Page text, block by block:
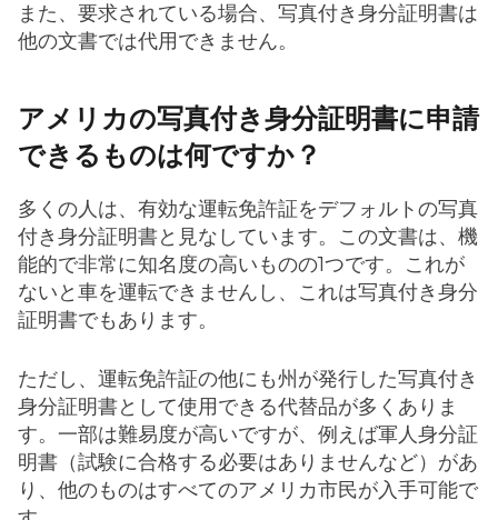
また、要求されている場合、写真付き身分証明書は
他の文書では代用できません。
アメリカの写真付き身分証明書に申請
できるものは何ですか？
多くの人は、有効な運転免許証をデフォルトの写真
付き身分証明書と見なしています。この文書は、機
能的で非常に知名度の高いものの1つです。これが
ないと車を運転できませんし、これは写真付き身分
証明書でもあります。
ただし、運転免許証の他にも州が発行した写真付き
身分証明書として使用できる代替品が多くありま
す。一部は難易度が高いですが、例えば軍人身分証
明書（試験に合格する必要はありませんなど）があ
り、他のものはすべてのアメリカ市民が入手可能で